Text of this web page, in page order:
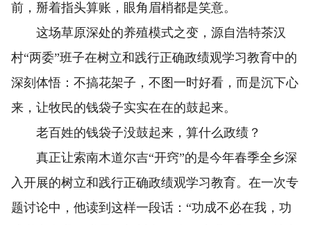
前，掰着指头算账，眼角眉梢都是笑意。
这场草原深处的养殖模式之变，源自浩特茶汉
村“两委”班子在树立和践行正确政绩观学习教育中的
深刻体悟：不搞花架子，不图一时好看，而是沉下心
来，让牧民的钱袋子实实在在的鼓起来。
老百姓的钱袋子没鼓起来，算什么政绩？
真正让索南木道尔吉“开窍”的是今年春季全乡深
入开展的树立和践行正确政绩观学习教育。在一次专
题讨论中，他读到这样一段话：“功成不必在我，功